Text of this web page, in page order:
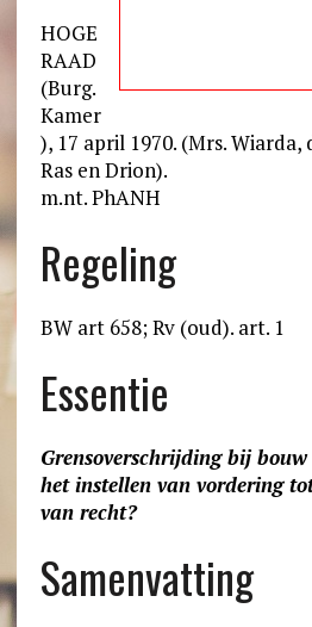
HOGE
RAAD
(Burg.
Kamer
), 17 april 1970. (Mrs. Wiarda,
Ras en Drion).
m.nt. PhANH
Regeling
BW art 658; Rv (oud). art. 1
Essentie
Grensoverschrijding bij
het instellen van vordering
van recht?
Samenvatting